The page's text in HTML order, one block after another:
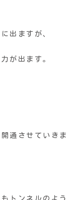
出ますが、
が出ます。
通させていきま
トンネルのよう